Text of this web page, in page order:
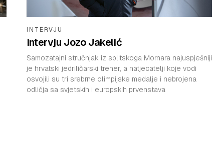
INTERVJU
Intervju Jozo Jakelić
Samozatajni stručnjak iz splitskoga Mornara najuspješniji
je hrvatski jedriličarski trener, a natjecatelji koje vodi
osvojili su tri srebrne olimpijske medalje i nebrojena
odličja sa svjetskih i europskih prvenstava